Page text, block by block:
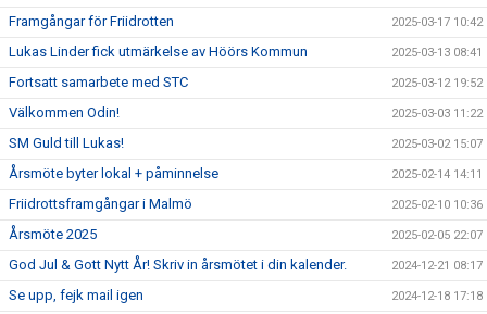
Framgångar för Friidrotten 2025-03-17 10:42
Lukas Linder fick utmärkelse av Höörs Kommun 2025-03-13 08:41
Fortsatt samarbete med STC 2025-03-12 19:52
Välkommen Odin! 2025-03-03 11:22
SM Guld till Lukas! 2025-03-02 15:07
Årsmöte byter lokal + påminnelse 2025-02-14 14:11
Friidrottsframgångar i Malmö 2025-02-10 10:36
Årsmöte 2025 2025-02-05 22:07
God Jul & Gott Nytt År! Skriv in årsmötet i din kalender. 2024-12-21 08:17
Se upp, fejk mail igen 2024-12-18 17:18